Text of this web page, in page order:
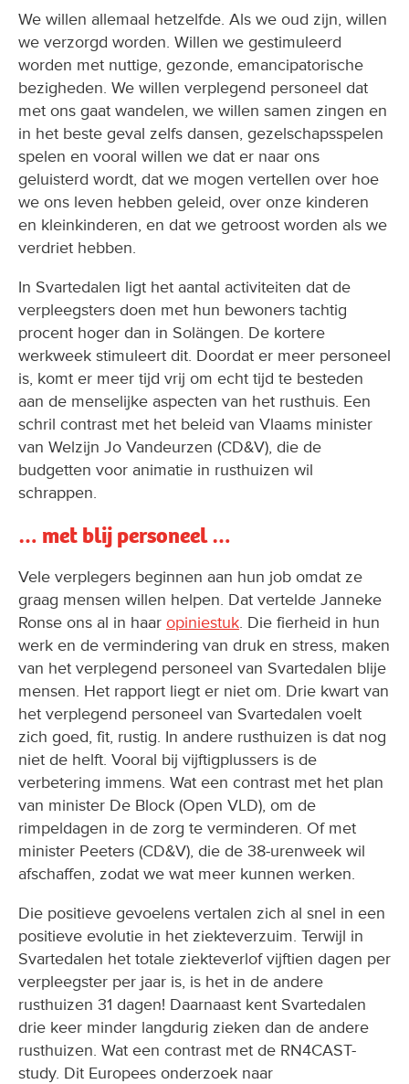
We willen allemaal hetzelfde. Als we oud zijn, willen
we verzorgd worden. Willen we gestimuleerd
worden met nuttige, gezonde, emancipatorische
bezigheden. We willen verplegend personeel dat
met ons gaat wandelen, we willen samen zingen en
in het beste geval zelfs dansen, gezelschapsspelen
spelen en vooral willen we dat er naar ons
geluisterd wordt, dat we mogen vertellen over hoe
we ons leven hebben geleid, over onze kinderen
en kleinkinderen, en dat we getroost worden als we
verdriet hebben.
In Svartedalen ligt het aantal activiteiten dat de
verpleegsters doen met hun bewoners tachtig
procent hoger dan in Solängen. De kortere
werkweek stimuleert dit. Doordat er meer personeel
is, komt er meer tijd vrij om echt tijd te besteden
aan de menselijke aspecten van het rusthuis. Een
schril contrast met het beleid van Vlaams minister
van Welzijn Jo Vandeurzen (CD&V), die de
budgetten voor animatie in rusthuizen wil
schrappen.
… met blij personeel …
Vele verplegers beginnen aan hun job omdat ze
graag mensen willen helpen. Dat vertelde Janneke
Ronse ons al in haar opiniestuk. Die fierheid in hun
werk en de vermindering van druk en stress, maken
van het verplegend personeel van Svartedalen blije
mensen. Het rapport liegt er niet om. Drie kwart van
het verplegend personeel van Svartedalen voelt
zich goed, fit, rustig. In andere rusthuizen is dat nog
niet de helft. Vooral bij vijftigplussers is de
verbetering immens. Wat een contrast met het plan
van minister De Block (Open VLD), om de
rimpeldagen in de zorg te verminderen. Of met
minister Peeters (CD&V), die de 38-urenweek wil
afschaffen, zodat we wat meer kunnen werken.
Die positieve gevoelens vertalen zich al snel in een
positieve evolutie in het ziekteverzuim. Terwijl in
Svartedalen het totale ziekteverlof vijftien dagen per
verpleegster per jaar is, is het in de andere
rusthuizen 31 dagen! Daarnaast kent Svartedalen
drie keer minder langdurig zieken dan de andere
rusthuizen. Wat een contrast met de RN4CAST-
study. Dit Europees onderzoek naar